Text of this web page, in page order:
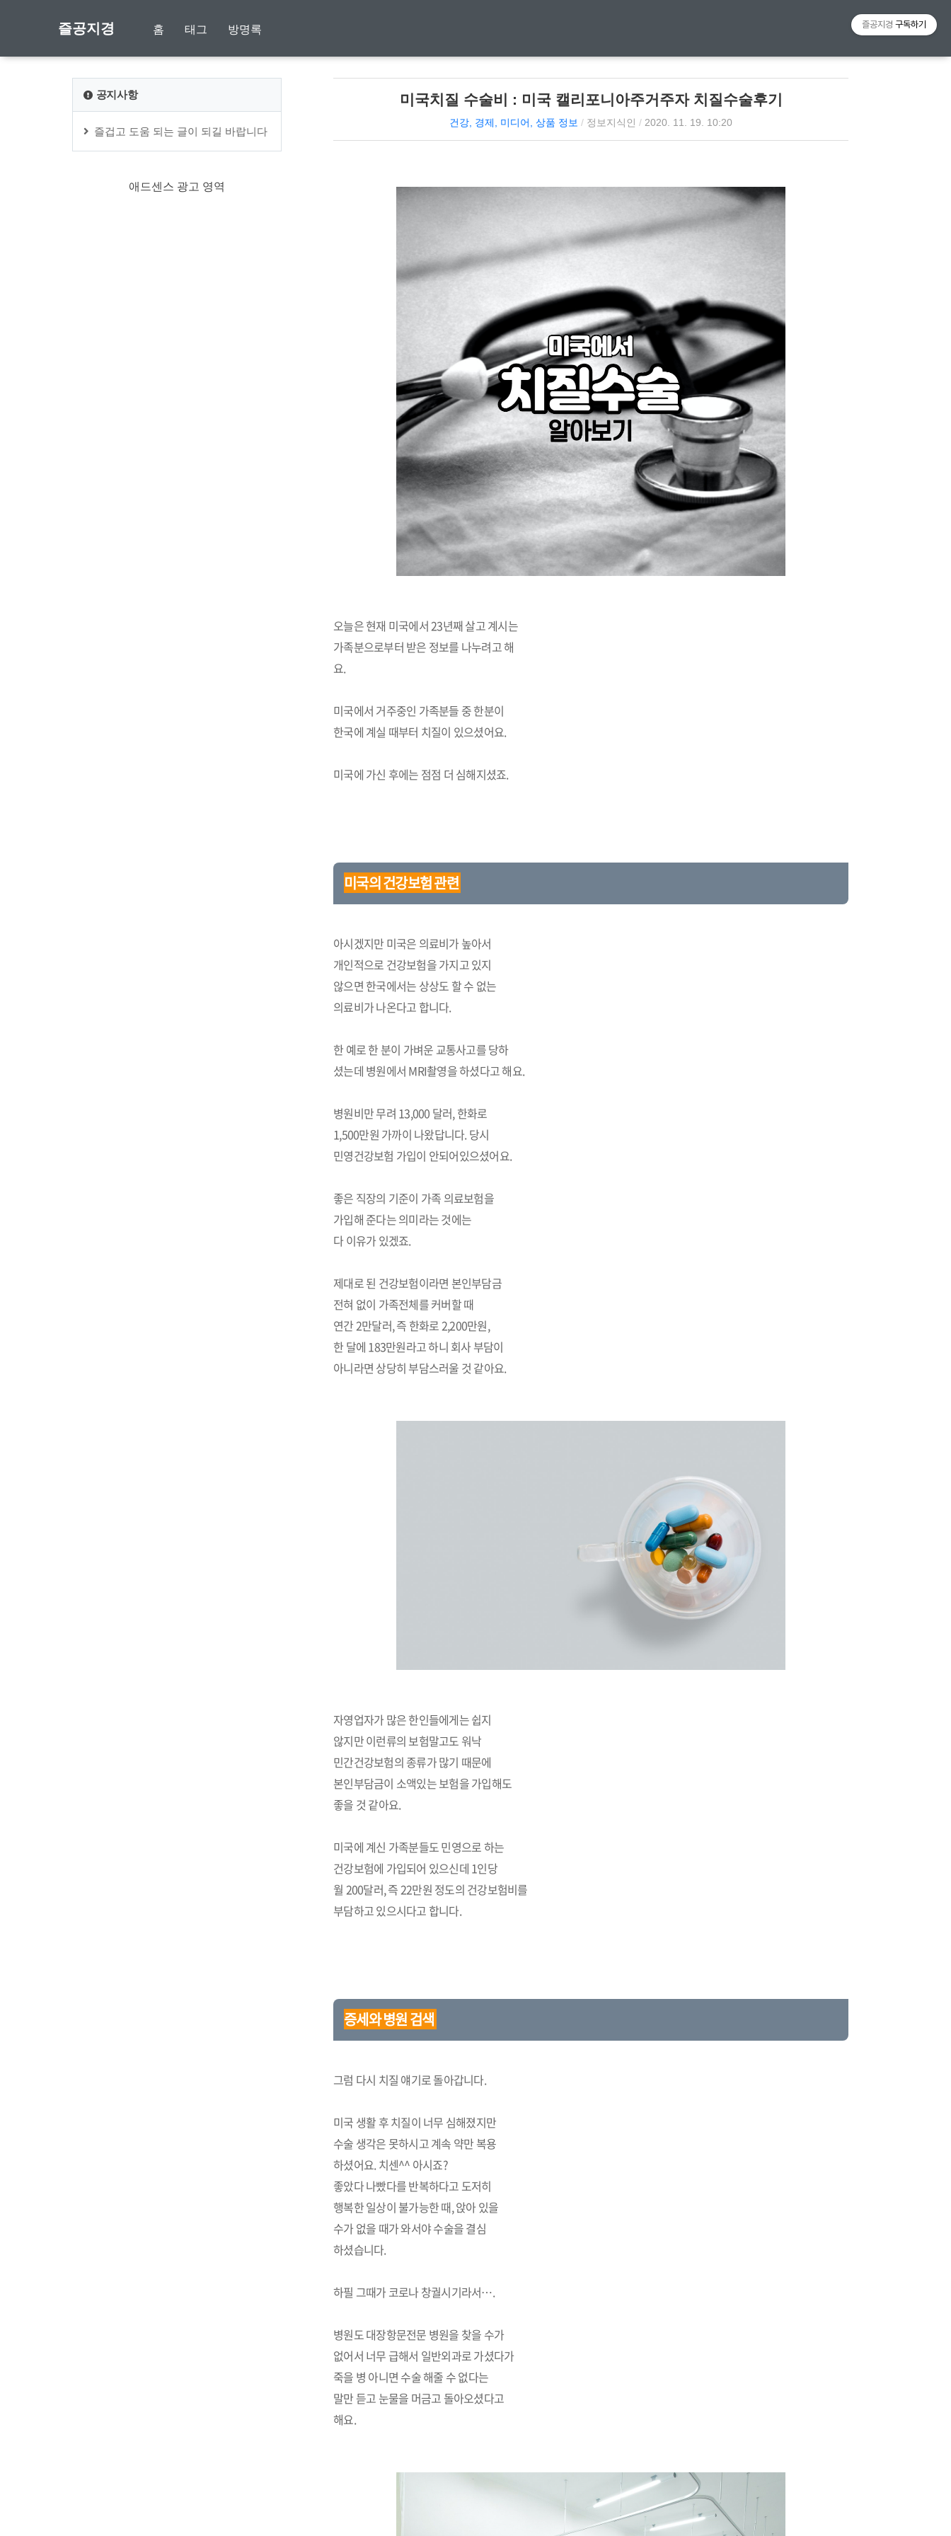
즐공지경 홈 태그 방명록
미국치질 수술비 : 미국 캘리포니아주거주자 치질수술후기
건강, 경제, 미디어, 상품 정보 / 정보지식인 / 2020. 11. 19. 10:20
오늘은 현재 미국에서23년째 살고 계시는
가족분으로부터 받은 정보를 나누려고 해
요.
미국에서 거주중인 가족분들 중 한분이
한국에 계실 때부터 치질이 있으셨어요.
미국에 가신 후에는 점점 더 심해지셨죠.
미국의 건강보험 관련
아시겠지만 미국은 의료비가 높아서
개인적으로 건강보험을 가지고 있지
않으면 한국에서는 상상도 할 수 없는
의료비가 나온다고 합니다.
한 예로 한 분이 가벼운 교통사고를 당하
셨는데 병원에서 MRI촬영을 하셨다고 해요.
병원비만 무려 13,000 달러,한화로
1,500만원 가까이 나왔답니다. 당시
민영건강보험 가입이 안되어있으셨어요.
좋은 직장의 기준이 가족 의료보험을
가입해 준다는 의미라는 것에는
다 이유가 있겠죠.
제대로 된 건강보험이라면 본인부담금
전혀 없이 가족전체를 커버할 때
연간2만달러,즉 한화로2,200만원,
한 달에 183만원라고 하니 회사 부담이
아니라면 상당히 부담스러울 것 같아요.
자영업자가 많은 한인들에게는 쉽지
않지만 이런류의 보험말고도 워낙
민간건강보험의 종류가 많기 때문에
본인부담금이 소액있는 보험을 가입해도
좋을 것 같아요.
미국에 계신 가족분들도 민영으로 하는
건강보험에 가입되어 있으신데 1인당
월 200달러,즉22만원 정도의 건강보험비를
부담하고있으시다고 합니다.
증세와 병원 검색
그럼 다시 치질 얘기로 돌아갑니다.
미국 생활 후 치질이 너무 심해졌지만
수술 생각은 못하시고 계속 약만 복용
하셨어요.치센^^ 아시죠?
좋았다 나빴다를 반복하다고 도저히
행복한 일상이 불가능한 때, 앉아 있을
수가 없을 때가 와서야 수술을 결심
하셨습니다.
하필 그때가 코로나 창궐시기라서….
병원도 대장항문전문 병원을 찾을 수가
없어서 너무 급해서 일반외과로 가셨다가
죽을 병 아니면 수술 해줄 수 없다는
말만 듣고 눈물을 머금고 돌아오셨다고
해요.
공지사항
즐겁고 도움 되는 글이 되길 바랍니다
애드센스 광고 영역
즐공지경 구독하기